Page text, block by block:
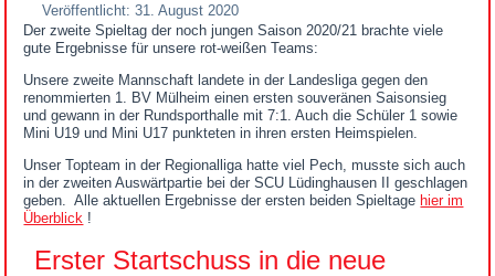
Veröffentlicht: 31. August 2020
Der zweite Spieltag der noch jungen Saison 2020/21 brachte viele
gute Ergebnisse für unsere rot-weißen Teams:
Unsere zweite Mannschaft landete in der Landesliga gegen den
renommierten 1. BV Mülheim einen ersten souveränen Saisonsieg
und gewann in der Rundsporthalle mit 7:1. Auch die Schüler 1 sowie
Mini U19 und Mini U17 punkteten in ihren ersten Heimspielen.
Unser Topteam in der Regionalliga hatte viel Pech, musste sich auch
in der zweiten Auswärtpartie bei der SCU Lüdinghausen II geschlagen
geben. Alle aktuellen Ergebnisse der ersten beiden Spieltage hier im
Überblick !
Erster Startschuss in die neue